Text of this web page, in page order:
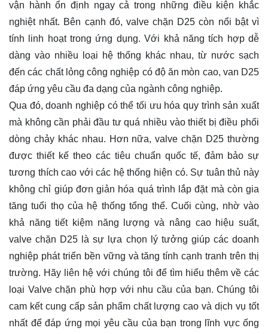
vận hành ổn định ngay cả trong những điều kiện khắc
nghiệt nhất. Bên cạnh đó, valve chặn D25 còn nổi bật vì
tính linh hoạt trong ứng dụng. Với khả năng tích hợp dễ
dàng vào nhiều loại hệ thống khác nhau, từ nước sạch
đến các chất lỏng công nghiệp có độ ăn mòn cao, van D25
đáp ứng yêu cầu đa dạng của ngành công nghiệp.
Qua đó, doanh nghiệp có thể tối ưu hóa quy trình sản xuất
mà không cần phải đầu tư quá nhiều vào thiết bị điều phối
dòng chảy khác nhau. Hơn nữa, valve chặn D25 thường
được thiết kế theo các tiêu chuẩn quốc tế, đảm bảo sự
tương thích cao với các hệ thống hiện có. Sự tuân thủ này
không chỉ giúp đơn giản hóa quá trình lắp đặt mà còn gia
tăng tuổi thọ của hệ thống tổng thể. Cuối cùng, nhờ vào
khả năng tiết kiệm năng lượng và nâng cao hiệu suất,
valve chặn D25 là sự lựa chọn lý tưởng giúp các doanh
nghiệp phát triển bền vững và tăng tính cạnh tranh trên thị
trường. Hãy liên hệ với chúng tôi để tìm hiểu thêm về các
loại Valve chặn phù hợp với nhu cầu của bạn. Chúng tôi
cam kết cung cấp sản phẩm chất lượng cao và dịch vụ tốt
nhất để đáp ứng mọi yêu cầu của bạn trong lĩnh vực ống